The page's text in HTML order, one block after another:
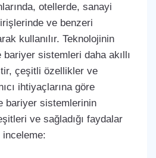
otellerde, sanayi
ve benzeri
kullanılır. Teknolojinin
sistemleri daha akıllı
çeşitli özellikler ve
ihtiyaçlarına göre
bariyer sistemlerinin
ve sağladığı faydalar
inceleme: